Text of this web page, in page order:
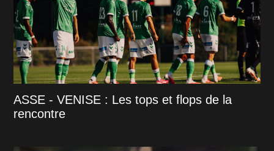
ASSE - VENISE : Les tops et flops de la
rencontre